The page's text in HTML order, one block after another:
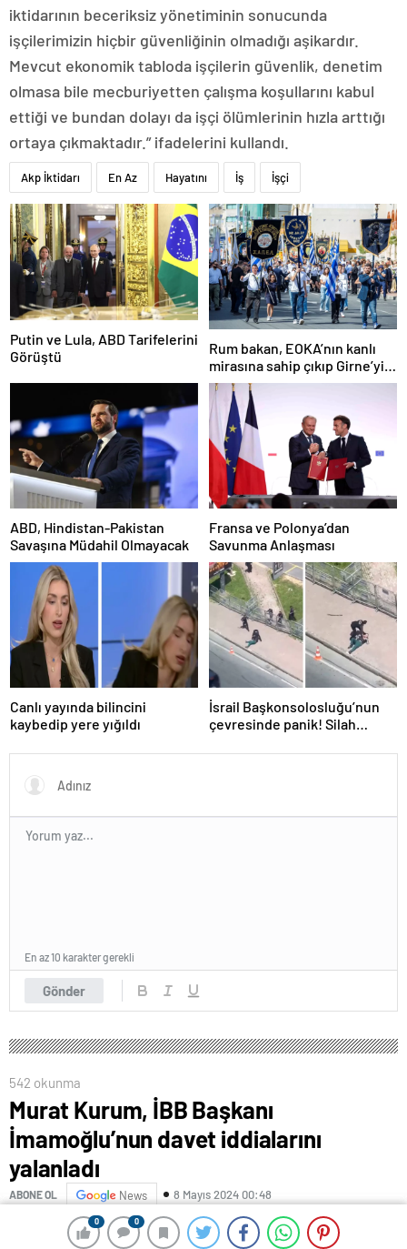
0 0
iktidarının beceriksiz yönetiminin sonucunda
işçilerimizin hiçbir güvenliğinin olmadığı aşikardır.
Mevcut ekonomik tabloda işçilerin güvenlik, denetim
olmasa bile mecburiyetten çalışma koşullarını kabul
ettiği ve bundan dolayı da işçi ölümlerinin hızla arttığı
ortaya çıkmaktadır.” ifadelerini kullandı.
Akp İktidarı En Az Hayatını İş İşçi
Putin ve Lula, ABD Tarifelerini
Görüştü
Rum bakan, EOKA’nın kanlı
mirasına sahip çıkıp Girne’yi
hedef gösterdi
ABD, Hindistan-Pakistan
Savaşına Müdahil Olmayacak
Fransa ve Polonya’dan
Savunma Anlaşması
Canlı yayında bilincini
kaybedip yere yığıldı
İsrail Başkonsolosluğu’nun
çevresinde panik! Silah
açıklama geldi
Gönder
En az 10 karakter gerekli
542 okunma
Murat Kurum, İBB Başkanı
İmamoğlu’nun davet iddialarını
yalanladı
ABONE OL News 8 Mayıs 2024 00:48
0 0
İBB Başkan Adayı Murat Kurum, Sancaktepe’de